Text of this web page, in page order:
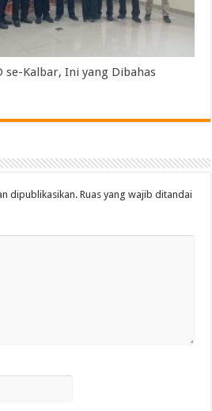
se-Kalbar, Ini yang Dibahas
dipublikasikan. Ruas yang wajib ditandai